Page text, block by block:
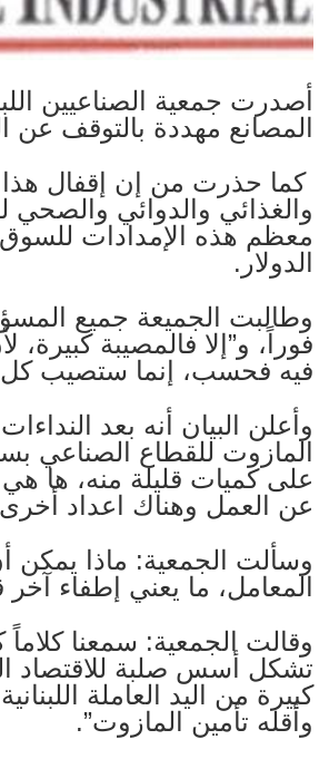
أصدرت جمعية الصناعيين
المصانع مهددة بالتوقف عن
كما حذرت من إن إقفال هذا
والغذائي والدوائي والصحي
معظم هذه الإمدادات
الدولار.
وطالبت الجميعة جميع
فوراً، و”إلا فالمصيبة
فيه فحسب، إنما ستصيب كل
وأعلن البيان أنه بعد
المازوت للقطاع الصناعي
على كميات قليلة منه، ها هي
عن العمل وهناك اعداد
وسألت الجمعية: ماذا يمكن
المعامل، ما يعني إطفاء آخر
وقالت الجمعية: سمعنا كلاماً
تشكل أسس صلبة للاقتصاد
كبيرة من اليد العاملة
وأقله تأمين المازوت”.